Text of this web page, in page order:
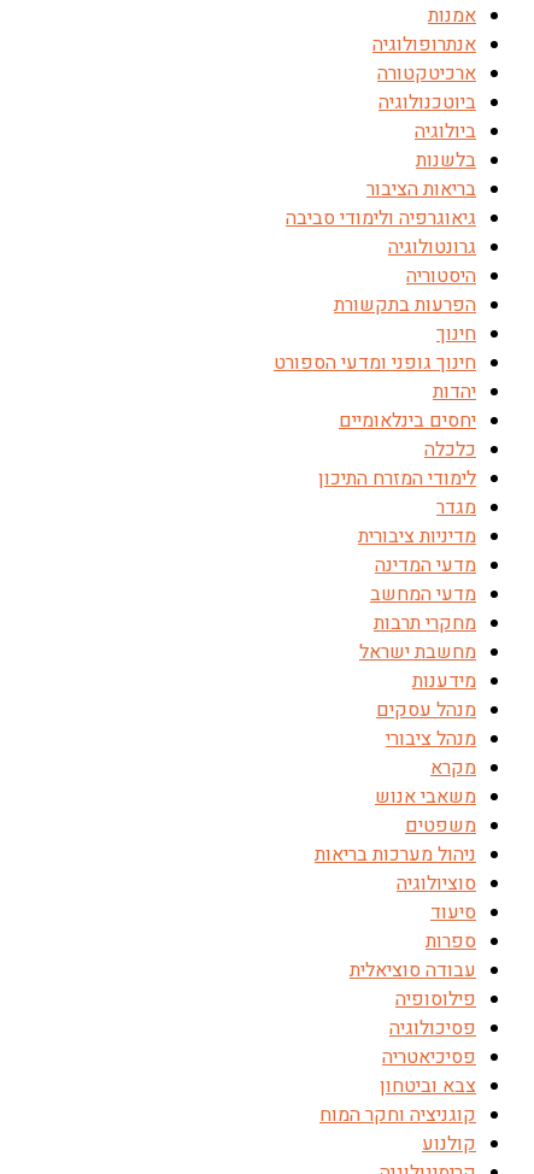
אמנות
אנתרופולוגיה
ארכיטקטורה
ביוטכנולוגיה
ביולוגיה
בלשנות
בריאות הציבור
גיאוגרפיה ולימודי סביבה
גרונטולוגיה
היסטוריה
הפרעות בתקשורת
חינוך
חינוך גופני ומדעי הספורט
יהדות
יחסים בינלאומיים
כלכלה
לימודי המזרח התיכון
מגדר
מדיניות ציבורית
מדעי המדינה
מדעי המחשב
מחקרי תרבות
מחשבת ישראל
מידענות
מנהל עסקים
מנהל ציבורי
מקרא
משאבי אנוש
משפטים
ניהול מערכות בריאות
סוציולוגיה
סיעוד
ספרות
עבודה סוציאלית
פילוסופיה
פסיכולוגיה
פסיכיאטריה
צבא וביטחון
קוגניציה וחקר המוח
קולנוע